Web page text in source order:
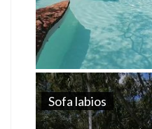
Sofa labios